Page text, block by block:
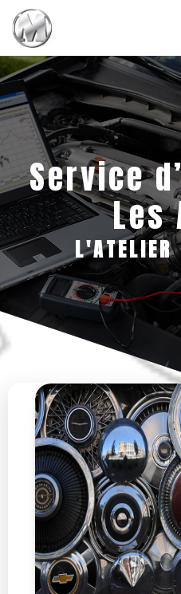
Service
Les
L'ATELIER
Panneau de gestion des